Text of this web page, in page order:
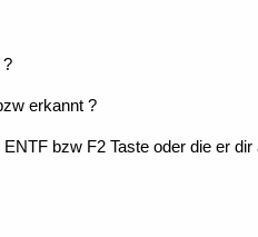
?
erkannt ?
bzw F2 Taste oder die er dir